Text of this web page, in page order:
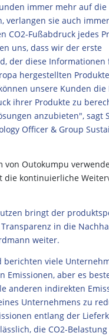
immer mehr auf die
verlangen sie auch
CO2-Fußabdruck jedes
uns, dass wir der erste
der diese Informationen
hergestellten
unsere Kunden die
ihrer Produkte zu
anzubieten", sagt
Officer & Group
von Outokumpu
die kontinuierliche
bringt der
in die
weiter.
berichten viele
Emissionen, aber es
anderen indirekten
Unternehmens zu
entlang der
die CO2-Belastung